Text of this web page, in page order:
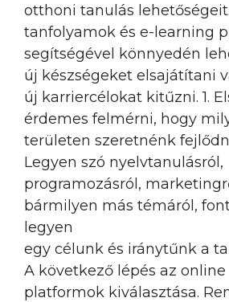
otthoni tanulás
tanfolyamok és e-learning
segítségével könnyedén
új készségeket elsajátítani
új karriercélokat kitűzni. 1.
érdemes felmérni, hogy
területen szeretnénk
Legyen szó nyelvtanulásról,
programozásról,
bármilyen más témáról,
legyen
egy célunk és iránytűnk a
A következő lépés az online
platformok kiválasztása.